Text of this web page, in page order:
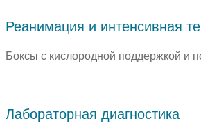
Реанимация и интенсивная
Боксы с кислородной поддержкой и
Лабораторная диагностика